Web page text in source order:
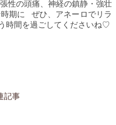
性の頭痛、神経の鎮静・強壮
期に ぜひ、アネーロでリラ
時間を過ごしてくださいね♡
記事